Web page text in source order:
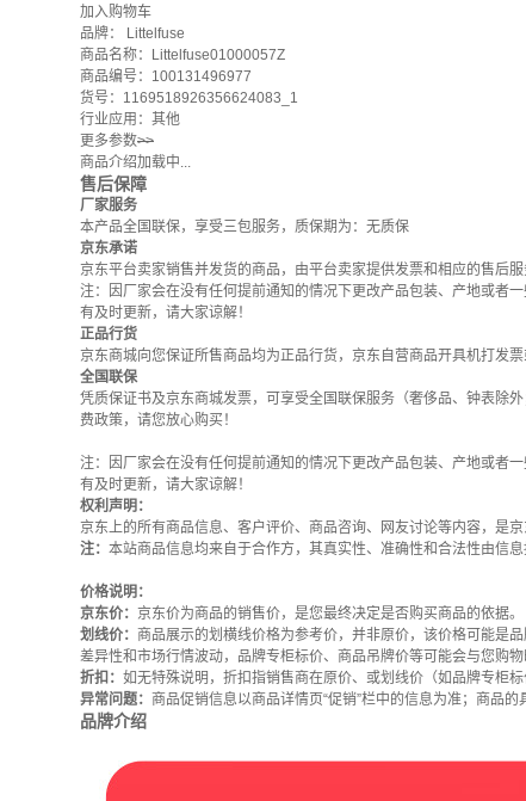
加入购物车
品牌：
Littelfuse
商品名称：Littelfuse01000057Z
商品编号：100131496977
货号：1169518926356624083_1
行业应用：其他
更多参数>>
商品介绍加载中...
售后保障
厂家服务
本产品全国联保，享受三包服务，质保期为：无质保
京东承诺
京东平台卖家销售并发货的商品，由平台卖家提供发票和相应的售后服
注：因厂家会在没有任何提前通知的情况下更改产品包装、产地或者
有及时更新，请大家谅解！
正品行货
京东商城向您保证所售商品均为正品行货，京东自营商品开具机打发票
全国联保
凭质保证书及京东商城发票，可享受全国联保服务（奢侈品、钟表除
费政策，请您放心购买！
注：因厂家会在没有任何提前通知的情况下更改产品包装、产地或者
有及时更新，请大家谅解！
权利声明：
京东上的所有商品信息、客户评价、商品咨询、网友讨论等内容，是
注： 本站商品信息均来自于合作方，其真实性、准确性和合法性由信
价格说明：
京东价： 京东价为商品的销售价，是您最终决定是否购买商品的依据。
划线价： 商品展示的划横线价格为参考价，并非原价，该价格可能是
差异性和市场行情波动，品牌专柜标价、商品吊牌价等可能会与您购
折扣： 如无特殊说明，折扣指销售商在原价、或划线价（如品牌专柜
异常问题： 商品促销信息以商品详情页“促销”栏中的信息为准；商品
品牌介绍